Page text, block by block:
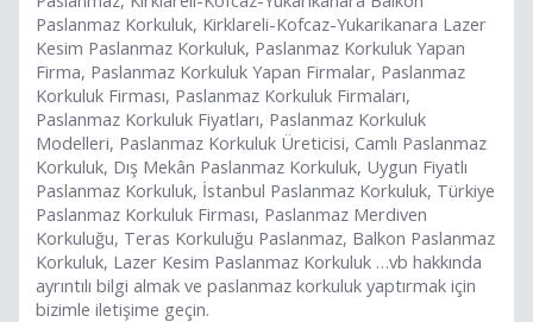
Paslanmaz Korkuluk, Kirklareli-Kofcaz-Yukarikanara Lazer
Kesim Paslanmaz Korkuluk, Paslanmaz Korkuluk Yapan
Firma, Paslanmaz Korkuluk Yapan Firmalar, Paslanmaz
Korkuluk Firması, Paslanmaz Korkuluk Firmaları,
Paslanmaz Korkuluk Fiyatları, Paslanmaz Korkuluk
Modelleri, Paslanmaz Korkuluk Üreticisi, Camlı Paslanmaz
Korkuluk, Dış Mekân Paslanmaz Korkuluk, Uygun Fiyatlı
Paslanmaz Korkuluk, İstanbul Paslanmaz Korkuluk, Türkiye
Paslanmaz Korkuluk Firması, Paslanmaz Merdiven
Korkuluğu, Teras Korkuluğu Paslanmaz, Balkon Paslanmaz
Korkuluk, Lazer Kesim Paslanmaz Korkuluk …vb hakkında
ayrıntılı bilgi almak ve paslanmaz korkuluk yaptırmak için
bizimle iletişime geçin.